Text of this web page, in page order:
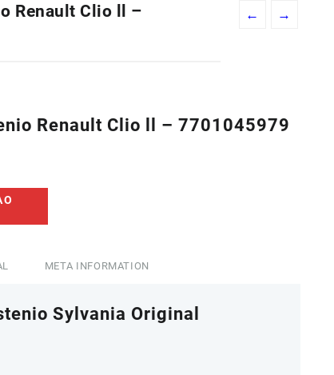
← →
Renault Clio ll –
Renault Clio ll – 7701045979
META INFORMATION
Sylvania Original